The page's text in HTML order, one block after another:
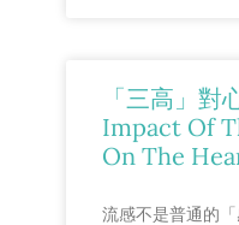
「三高」對
Impact Of
On The
流感不是普通的